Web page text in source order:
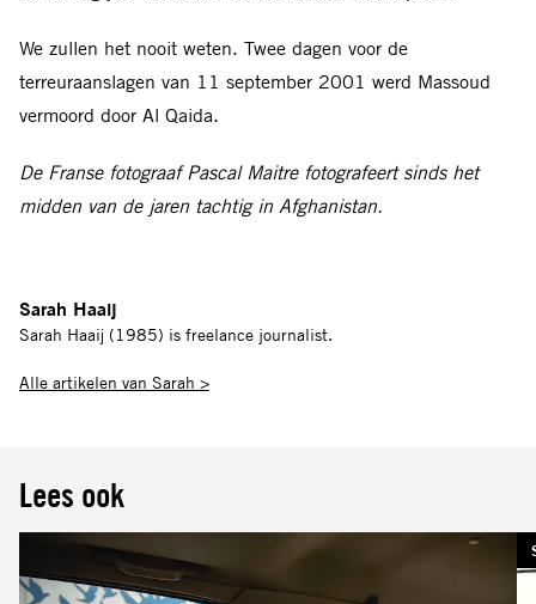
We zullen het nooit weten. Twee dagen voor de
terreuraanslagen van 11 september 2001 werd Massoud
vermoord door Al Qaida.
De Franse fotograaf Pascal Maitre fotografeert sinds het
midden van de jaren tachtig in Afghanistan.
Sarah Haaij
Sarah Haaij (1985) is freelance journalist.
Alle artikelen van Sarah >
Lees ook